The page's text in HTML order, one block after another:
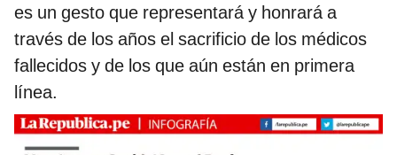
es un gesto que representará y honrará a
través de los años el sacrificio de los médicos
fallecidos y de los que aún están en primera
línea.